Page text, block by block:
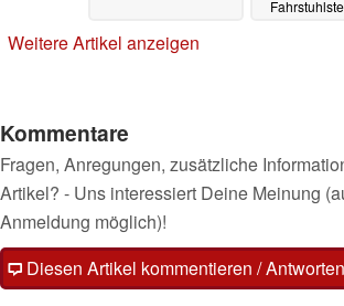
Weitere Artikel anzeigen
Kommentare
Fragen, Anregungen, zusätzliche
Artikel? - Uns interessiert Deine Meinung
Anmeldung möglich)!
Diesen Artikel kommentieren / Antworten